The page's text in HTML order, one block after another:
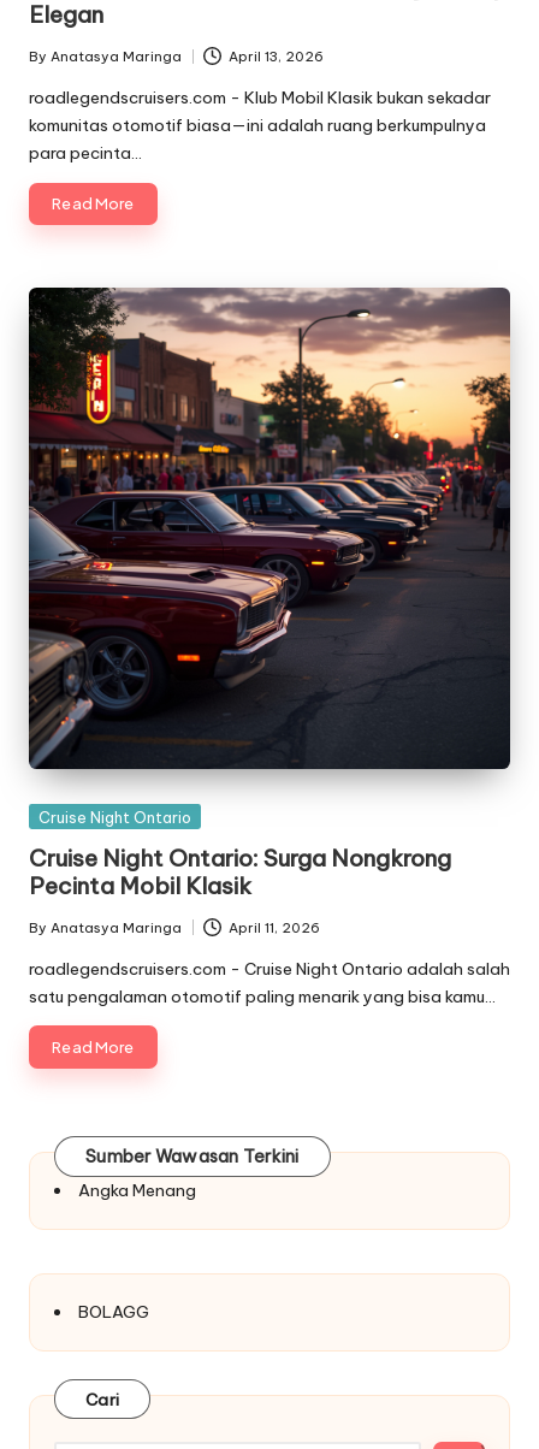
Elegan
Posted
By Anatasya Maringa April 13, 2026
roadlegendscruisers.com - Klub Mobil Klasik bukan sekadar
komunitas otomotif biasa—ini adalah ruang berkumpulnya
para pecinta…
Read More
Posted
Cruise Night Ontario
Cruise Night Ontario: Surga Nongkrong
Pecinta Mobil Klasik
Posted
By Anatasya Maringa April 11, 2026
roadlegendscruisers.com - Cruise Night Ontario adalah salah
satu pengalaman otomotif paling menarik yang bisa kamu…
Read More
Sumber Wawasan Terkini
Angka Menang
BOLAGG
Cari